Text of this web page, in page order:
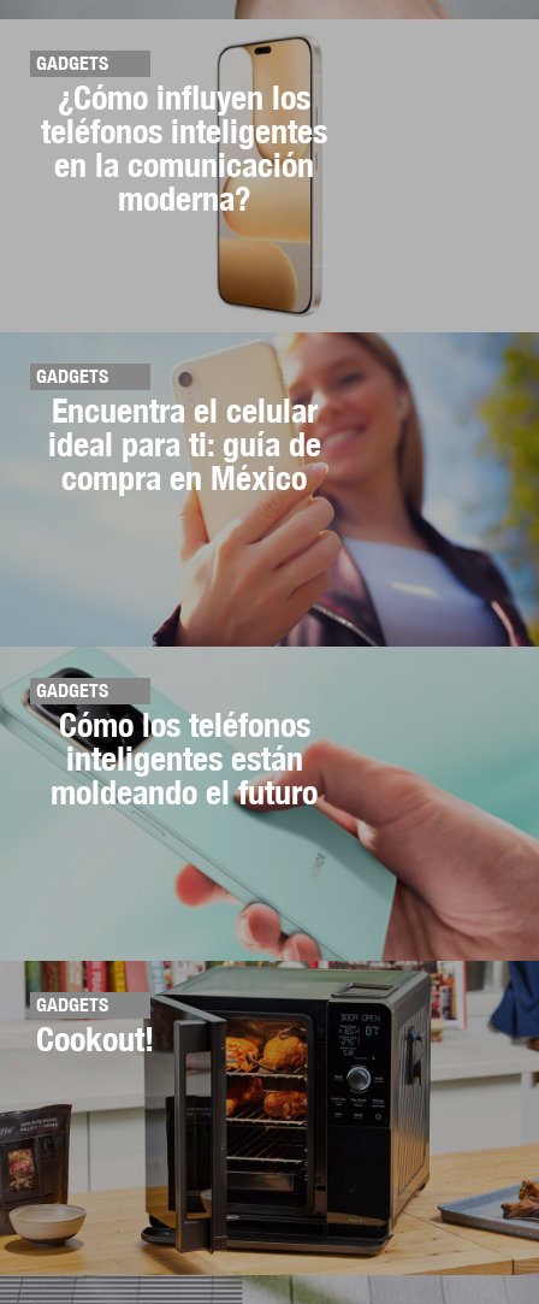
GADGETS
¿Cómo influyen los
teléfonos inteligentes
en la comunicación
moderna?
GADGETS
Encuentra el celular
ideal para ti: guía de
compra en México
GADGETS
Cómo los teléfonos
inteligentes están
moldeando el futuro
GADGETS
Cookout!